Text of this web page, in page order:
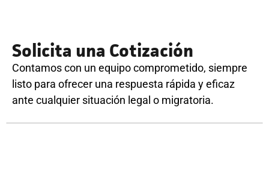
Solicita una Cotización
Contamos con un equipo comprometido, siempre
listo para ofrecer una respuesta rápida y eficaz
ante cualquier situación legal o migratoria.